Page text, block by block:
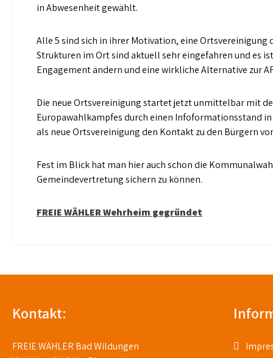
in Abwesenheit gewählt.
Alle 5 sind sich in ihrer Motivation, eine Ortsvereinigung
Strukturen im Ort sind aktuell sehr eingefahren und es
Engagement ändern und eine wirkliche Alternative zur
Die neue Ortsvereinigung startet jetzt unmittelbar mit
Europawahlkampfes durch einen Infoformationsstand
als neue Ortsvereinigung den Kontakt zu den Bürgern
Fest im Blick hat man hier auch schon die
Gemeindevertretung sichern zu können.
Beitragsnavigation
FREIE WÄHLER Wehrheim gegründet
Kontakt:
FREIE WÄHLER Bad Wildungen